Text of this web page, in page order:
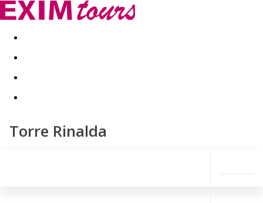
Akční nabídky Last minute
Torre Rinalda